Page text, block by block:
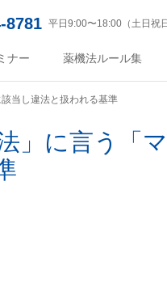
8781 平日9:00〜18:00（土日祝
ナー 薬機法ルール集
当し違法と扱われる基準
」に言う「